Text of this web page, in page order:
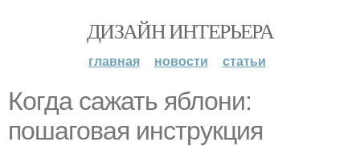
ДИЗАЙН ИНТЕРЬЕРА
главная новости статьи
Когда сажать яблони:
пошаговая инструкция